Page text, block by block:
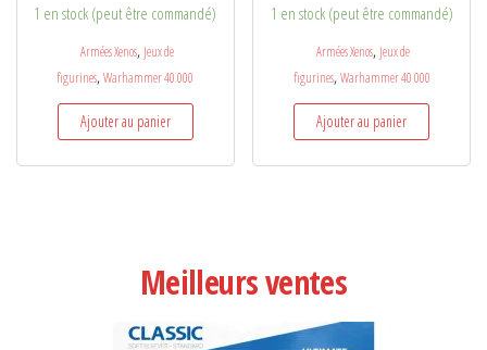
1 en stock (peut être commandé)
Armées Xenos, Jeux de
figurines,Warhammer 40 000
Ajouter au panier
1 en stock (peut être commandé)
Armées Xenos, Jeux de
figurines,Warhammer 40 000
Ajouter au panier
Meilleurs ventes